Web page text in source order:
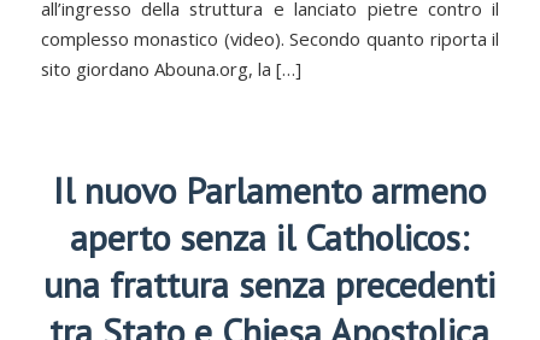
all’ingresso della struttura e lanciato pietre contro il
complesso monastico (video). Secondo quanto riporta il
sito giordano Abouna.org, la […]
Il nuovo Parlamento armeno
aperto senza il Catholicos:
una frattura senza precedenti